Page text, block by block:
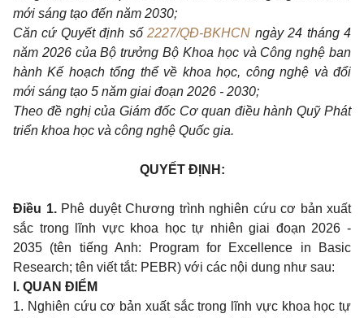
mới sáng tạo đến năm 2030;
Căn cứ Quyết định số2227/QĐ-BKHCN ngày 24 tháng 4
năm 2026 của Bộ trưởng Bộ Khoa học và Công nghệ ban
hành Kế hoạch tổng thể về khoa học, công nghệ và đổi
mới sáng tạo 5 năm giai đoạn 2026 - 2030;
Theo đề nghị của Giám đốc Cơ quan điều hành Quỹ Phát
triển khoa học và công nghệ Quốc gia.
QUYẾT ĐỊNH:
Điều 1.Phê duyệt Chương trình nghiên cứu cơ bản xuất
sắc trong lĩnh vực khoa học tự nhiên giai đoạn 2026 -
2035 (tên tiếng Anh: Program for Excellence in Basic
Research; tên viết tắt: PEBR) với các nội dung như sau:
I. QUAN ĐIỂM
1. Nghiên cứu cơ bản xuất sắc trong lĩnh vực khoa học tự